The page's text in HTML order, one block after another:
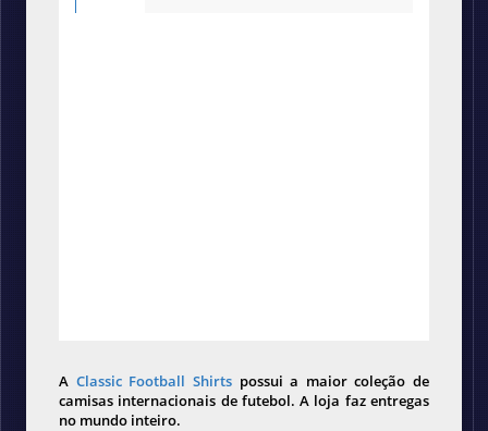
A Classic Football Shirts possui a maior coleção de
camisas internacionais de futebol. A loja faz entregas
no mundo inteiro.